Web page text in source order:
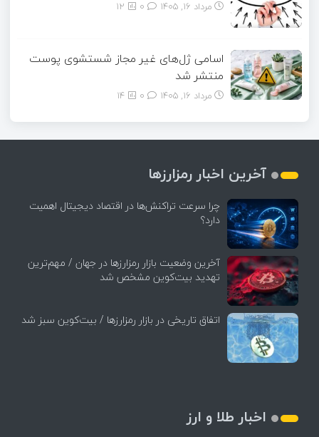
مرداد ۱۶, ۱۴۰۵ 12
اسامی ژل‌های غیر مجاز شستشوی پوست
منتشر شد
مرداد ۱۶, ۱۴۰۵ 14
آخرین اخبار رمزارزها
چرا سرعت تراکنش‌ها در اقتصاد دیجیتال اهمیت
دارد؟
آخرین وضعیت بازار رمزارزها در جهان / مهم‌ترین
تهدید بیت‌کوین مشخص شد
اتفاق تاریخی در بازار رمزارزها / بیت‌کوین سبز شد
اخبار طلا و ارز